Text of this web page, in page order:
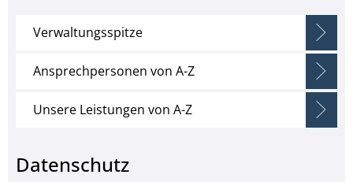
Verwaltungsspitze
Ansprechpersonen von A-Z
Unsere Leistungen von A-Z
Datenschutz